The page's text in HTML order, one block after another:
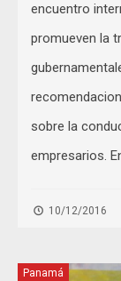
encuentro
promueven la
sobre la
empresarios.
10/12/2016
Panamá